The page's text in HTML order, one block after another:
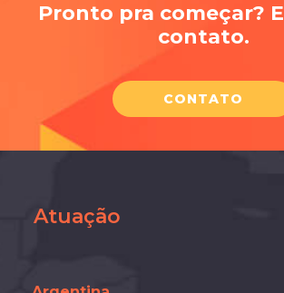
Pronto pra começar?
contato.
CONTATO
Atuação